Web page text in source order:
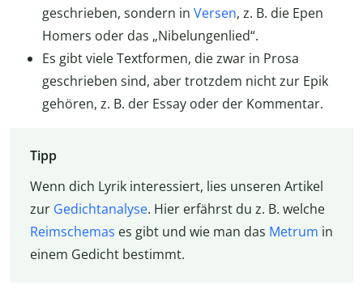
geschrieben, sondern in Versen, z. B. die Epen
Homers oder das „Nibelungenlied“.
Es gibt viele Textformen, die zwar in Prosa
geschrieben sind, aber trotzdem nicht zur Epik
gehören, z. B. der Essay oder der Kommentar.
Tipp
Wenn dich Lyrik interessiert, lies unseren Artikel
zur Gedichtanalyse. Hier erfährst du z. B. welche
Reimschemas es gibt und wie man das Metrum in
einem Gedicht bestimmt.